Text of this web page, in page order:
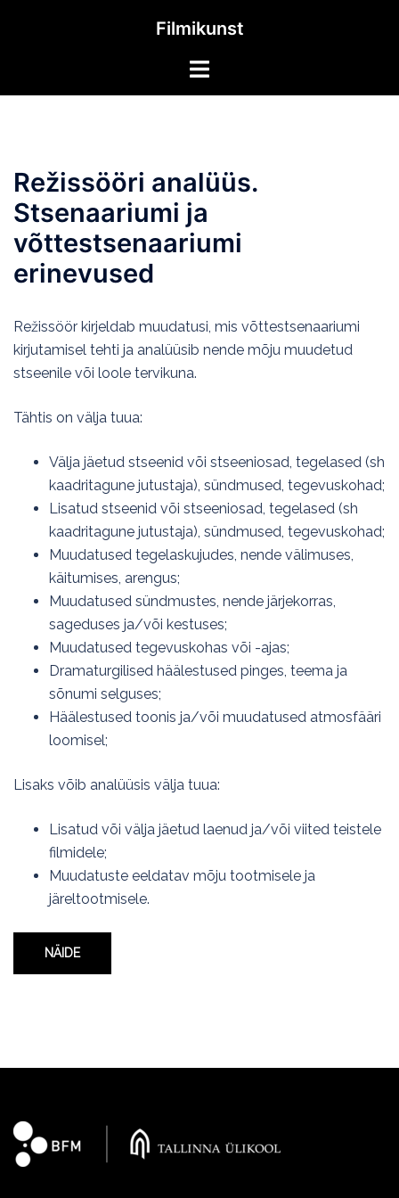
Filmikunst
Toggle
Režissööri analüüs.
Stsenaariumi ja
võttestsenaariumi
erinevused
Režissöör kirjeldab muudatusi, mis võttestsenaariumi
kirjutamisel tehti ja analüüsib nende mõju muudetud
stseenile või loole tervikuna.
Tähtis on välja tuua:
Välja jäetud stseenid või stseeniosad, tegelased (sh
kaadritagune jutustaja), sündmused, tegevuskohad;
Lisatud stseenid või stseeniosad, tegelased (sh
kaadritagune jutustaja), sündmused, tegevuskohad;
Muudatused tegelaskujudes, nende välimuses,
käitumises, arengus;
Muudatused sündmustes, nende järjekorras,
sageduses ja/või kestuses;
Muudatused tegevuskohas või -ajas;
Dramaturgilised häälestused pinges, teema ja
sõnumi selguses;
Häälestused toonis ja/või muudatused atmosfääri
loomisel;
Lisaks võib analüüsis välja tuua:
Lisatud või välja jäetud laenud ja/või viited teistele
filmidele;
Muudatuste eeldatav mõju tootmisele ja
järeltootmisele.
NÄIDE